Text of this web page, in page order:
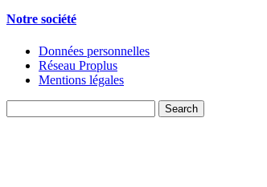
Notre société
Données personnelles
Réseau Proplus
Mentions légales